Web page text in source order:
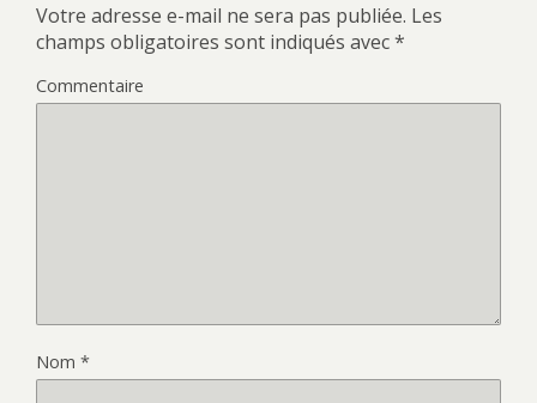
Votre adresse e-mail ne sera pas publiée. Les
champs obligatoires sont indiqués avec*
Commentaire
Nom *